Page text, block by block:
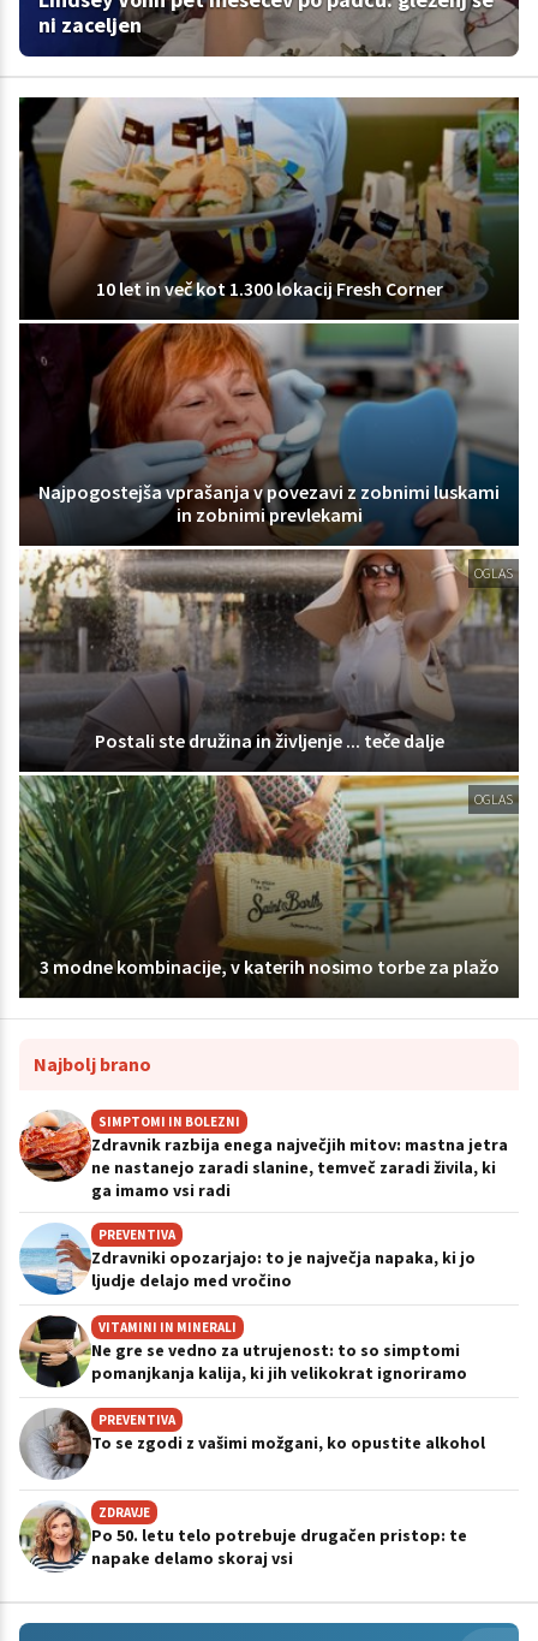
ni zaceljen
10 let in več kot 1.300 lokacij Fresh Corner
Najpogostejša vprašanja v povezavi z zobnimi luskami
in zobnimi prevlekami
OGLAS
Postali ste družina in življenje ... teče dalje
OGLAS
3 modne kombinacije, v katerih nosimo torbe za plažo
Najbolj brano
SIMPTOMI IN BOLEZNI
Zdravnik razbija enega največjih mitov: mastna jetra
ne nastanejo zaradi slanine, temveč zaradi živila, ki
ga imamo vsi radi
PREVENTIVA
Zdravniki opozarjajo: to je največja napaka, ki jo
ljudje delajo med vročino
VITAMINI IN MINERALI
Ne gre se vedno za utrujenost: to so simptomi
pomanjkanja kalija, ki jih velikokrat ignoriramo
PREVENTIVA
To se zgodi z vašimi možgani, ko opustite alkohol
ZDRAVJE
Po 50. letu telo potrebuje drugačen pristop: te
napake delamo skoraj vsi